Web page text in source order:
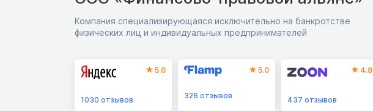
Компания специализирующаяся исключительно на банкротстве
физических лиц и индивидуальных предпринимателей
5.0
1030 отзывов
5.0
326 отзывов
4.8
437 отзывов